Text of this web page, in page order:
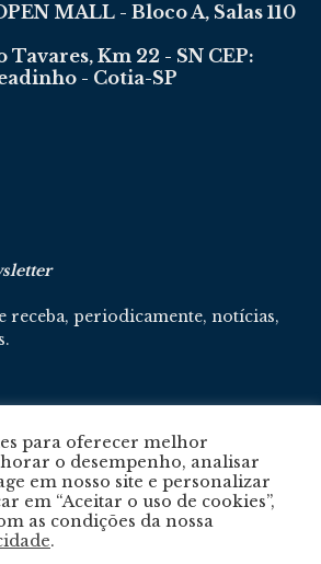
MALL - Bloco A, Salas 110
Tavares, Km 22 - SN CEP:
- Cotia-SP
receba, periodicamente, notícias,
De Privacidade
para oferecer melhor
o desempenho, analisar
em nosso site e personalizar
em “Aceitar o uso de cookies”,
as condições da nossa
.